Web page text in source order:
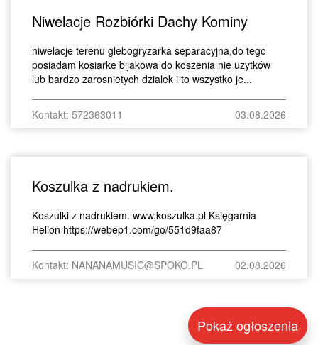
Niwelacje Rozbiórki Dachy Kominy
niwelacje terenu glebogryzarka separacyjna,do tego
posiadam kosiarke bijakowa do koszenia nie uzytków
lub bardzo zarosnietych dzialek i to wszystko je...
Kontakt: 572363011 03.08.2026
Koszulka z nadrukiem.
Koszulki z nadrukiem. www,koszulka.pl Księgarnia
Helion https://webep1.com/go/551d9faa87
Kontakt: NANANAMUSIC@SPOKO.PL 02.08.2026
Pokaż ogłoszenia